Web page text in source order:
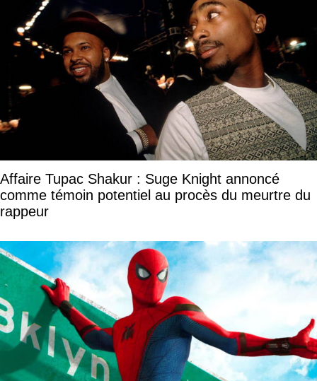
Affaire Tupac Shakur : Suge Knight annoncé
comme témoin potentiel au procès du meurtre du
rappeur